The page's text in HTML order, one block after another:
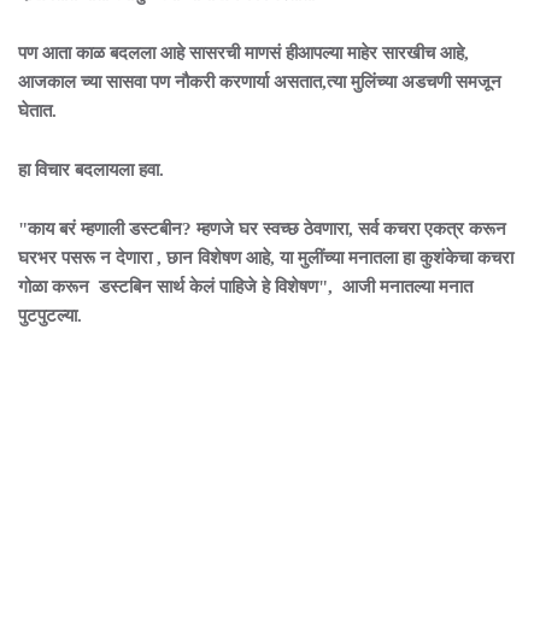
पण आता काळ बदलला आहे सासरची माणसं हीआपल्या माहेर सारखीच आहे,
आजकाल च्या सासवा पण नौकरी करणार्या असतात,त्या मुलिंच्या अडचणी समजून
घेतात.
हा विचार बदलायला हवा.
"काय बरं म्हणाली डस्टबीन? म्हणजे घर स्वच्छ ठेवणारा, सर्व कचरा एकत्र करून
घरभर पसरू न देणारा , छान विशेषण आहे, या मुलींच्या मनातला हा कुशंकेचा कचरा
गोळा करून डस्टबिन सार्थ केलं पाहिजे हे विशेषण", आजी मनातल्या मनात
पुटपुटल्या.